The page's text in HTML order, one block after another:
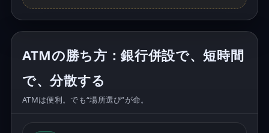
ATMの勝ち方：銀行併設で、短時間
で、分散する
ATMは便利。でも“場所選び”が命。